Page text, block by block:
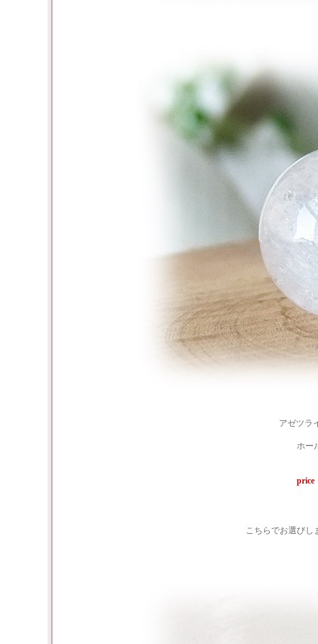
アゼツ
ホー
price
こちらでお選びし